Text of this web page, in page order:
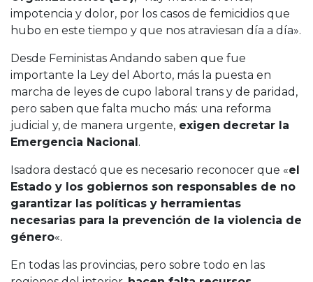
impotencia y dolor, por los casos de femicidios que
hubo en este tiempo y que nos atraviesan día a día».
Desde Feministas Andando saben que fue
importante la Ley del Aborto, más la puesta en
marcha de leyes de cupo laboral trans y de paridad,
pero saben que falta mucho más: una reforma
judicial y, de manera urgente, exigen decretar la
Emergencia Nacional.
Isadora destacó que es necesario reconocer que «el
Estado y los gobiernos son responsables de no
garantizar las políticas y herramientas
necesarias para la prevención de la violencia de
género«.
En todas las provincias, pero sobre todo en las